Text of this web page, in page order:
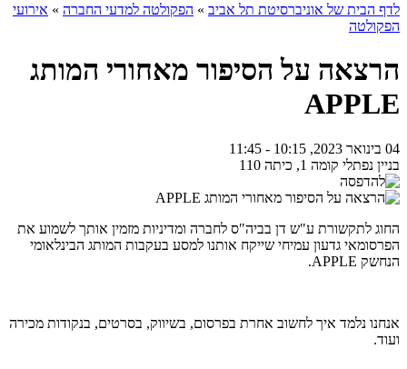
לדף הבית של אוניברסיטת תל אביב » הפקולטה למדעי החברה » אירועי
הפקולטה
הרצאה על הסיפור מאחורי המותג
APPLE
04 בינואר 2023, 10:15 - 11:45
בניין נפתלי קומה 1, כיתה 110
החוג לתקשורת ע"ש דן בביה"ס לחברה ומדיניות מזמין אותך לשמוע את
הפרסומאי גדעון עמיחי שייקח אותנו למסע בעקבות המותג הבינלאומי
הנחשק APPLE.
אנחנו נלמד איך לחשוב אחרת בפרסום, בשיווק, בסרטים, בנקודות מכירה
ועוד.